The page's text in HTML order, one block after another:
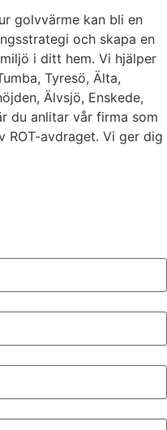
golvvärme kan bli en
och skapa en
i ditt hem. Vi hjälper
Tyresö, Älta,
Älvsjö, Enskede,
du anlitar vår firma som
ROT-avdraget. Vi ger dig